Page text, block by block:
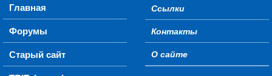
Main menu
Главная
Форумы
Старый сайт
Secondary menu
Ссылки
Контакты
О сайте